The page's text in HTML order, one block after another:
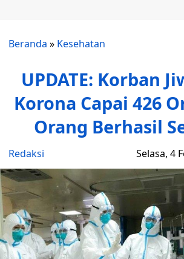
Beranda » Kesehatan
UPDATE: Korban
Korona Capai 426
Orang Berhasil
Redaksi Selasa, 4